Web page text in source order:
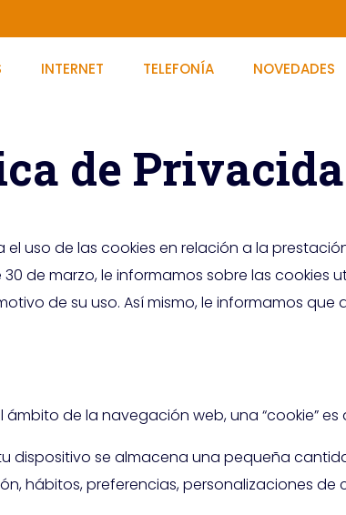
INTERNET TELEFONÍA NOVEDADES
de
uso de las cookies en relación a la
de marzo, le informamos sobre las cookies
de su uso. Así mismo, le informamos que
ámbito de la navegación web, una “cookie”
se almacena una pequeña
hábitos, preferencias, personalizaciones de